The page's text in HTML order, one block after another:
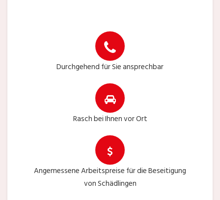
Durchgehend für Sie ansprechbar
Rasch bei Ihnen vor Ort
Angemessene Arbeitspreise für die Beseitigung
von Schädlingen